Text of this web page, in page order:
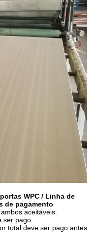
WPC / Linha de
de pagamento
aceitáveis.
ser pago
total deve ser pago antes